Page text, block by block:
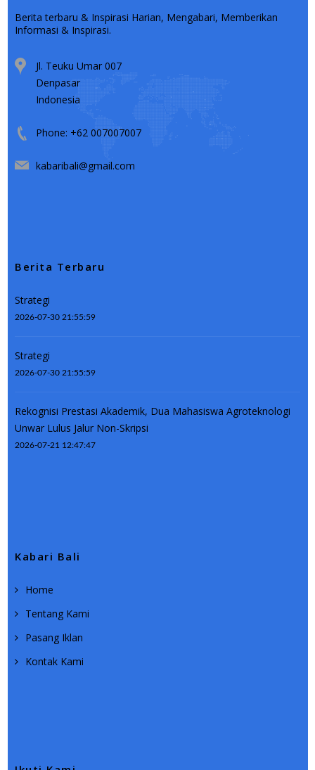
Berita terbaru & Inspirasi Harian, Mengabari, Memberikan
Informasi & Inspirasi.
Jl. Teuku Umar 007
Denpasar
Indonesia
Phone: +62 007007007
kabaribali@gmail.com
Berita Terbaru
Strategi
2026-07-30 21:55:59
Strategi
2026-07-30 21:55:59
Rekognisi Prestasi Akademik, Dua Mahasiswa Agroteknologi
Unwar Lulus Jalur Non-Skripsi
2026-07-21 12:47:47
Kabari Bali
Home
Tentang Kami
Pasang Iklan
Kontak Kami